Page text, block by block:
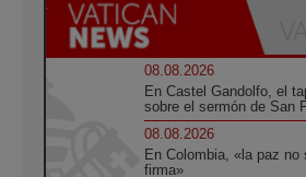
08.08.2026
En Castel Gandolfo, el
sobre el sermón de San
08.08.2026
En Colombia, «la paz
firma»